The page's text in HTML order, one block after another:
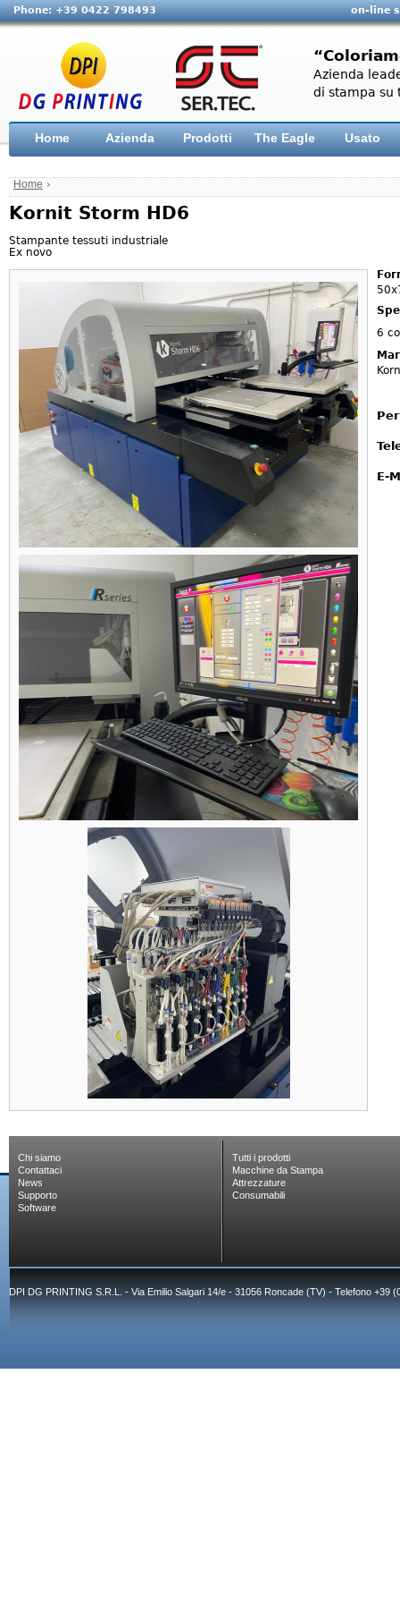
Phone: +39 0422 798493 on-line
Azienda
di stampa su
Home Azienda Prodotti The Eagle Usato
Home ›
Kornit Storm HD6
Stampante tessuti industriale
Ex novo
6
E-
Chi siamo
Contattaci
News
Supporto
Software
Tutti i prodotti
Macchine da Stampa
Attrezzature
Consumabili
DPI DG PRINTING S.R.L. - Via Emilio Salgari 14/e - 31056 Roncade (TV) - Telefono